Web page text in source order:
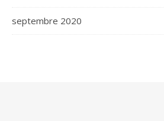
septembre 2020